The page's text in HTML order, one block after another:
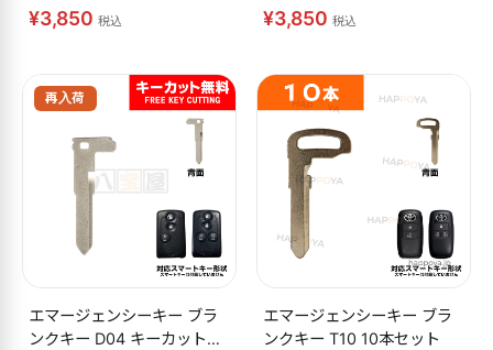
¥3,850 税込 ¥3,850 税込
再入荷
エマージェンシーキー ブラ
ンクキー D04 キーカット無
エマージェンシーキー ブラ
ンクキー T10 10本セット